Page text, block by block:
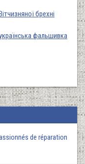
брехні
фальшивка
de réparation